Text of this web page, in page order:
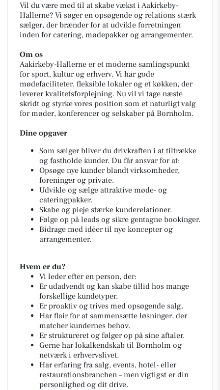
Vil du være med til at skabe vækst i Aakirkeby-
Hallerne? Vi søger en opsøgende og relations stærk
sælger, der brænder for at udvikle forretningen
inden for catering, mødepakker og arrangementer.
Om os
Aakirkeby-Hallerne er et moderne samlingspunkt
for sport, kultur og erhverv. Vi har gode
mødefaciliteter, fleksible lokaler og et køkken, der
leverer kvalitetsforplejning. Nu vil vi tage næste
skridt og styrke vores position som et naturligt valg
for møder, konferencer og selskaber på Bornholm.
Dine opgaver
Som sælger bliver du drivkraften i at tiltrække
og fastholde kunder. Du får ansvar for at:
Opsøge nye kunder blandt virksomheder,
foreninger og private.
Udvikle og sælge attraktive møde- og
cateringpakker.
Skabe og pleje stærke kunderelationer.
Følge op på leads og sikre gentagne bookinger.
Bidrage med idéer til nye koncepter og
arrangementer.
Hvem er du?
Vi leder efter en person, der:
Er udadvendt og kan skabe tillid hos mange
forskellige kundetyper.
Er proaktiv og trives med opsøgende salg.
Har flair for at sammensætte løsninger, der
matcher kundernes behov.
Er struktureret og følger op på sine aftaler.
Gerne har lokalkendskab til Bornholm og
netværk i erhvervslivet.
Har erfaring fra salg, events, hotel- eller
restaurationsbranchen – men vigtigst er din
personlighed og dit drive.